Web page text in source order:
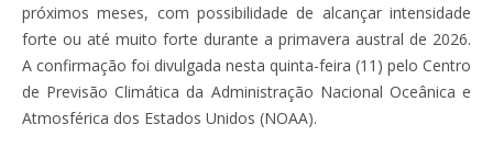
próximos meses, com possibilidade de alcançar intensidade
forte ou até muito forte durante a primavera austral de 2026.
A confirmação foi divulgada nesta quinta-feira (11) pelo Centro
de Previsão Climática da Administração Nacional Oceânica e
Atmosférica dos Estados Unidos (NOAA).